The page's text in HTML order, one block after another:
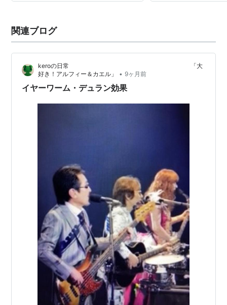
関連ブログ
keroの日常 「大
好き！アルフィー＆カエル」
• 9ヶ月前
イヤーワーム・デュラン効果